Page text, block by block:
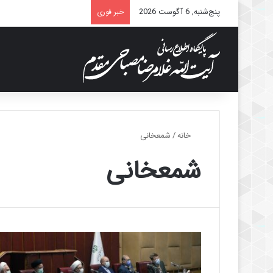
پنج‌شنبه, 6 آگوست 2026 خبر فوری
خانه/شمعخانی
شمعخانی